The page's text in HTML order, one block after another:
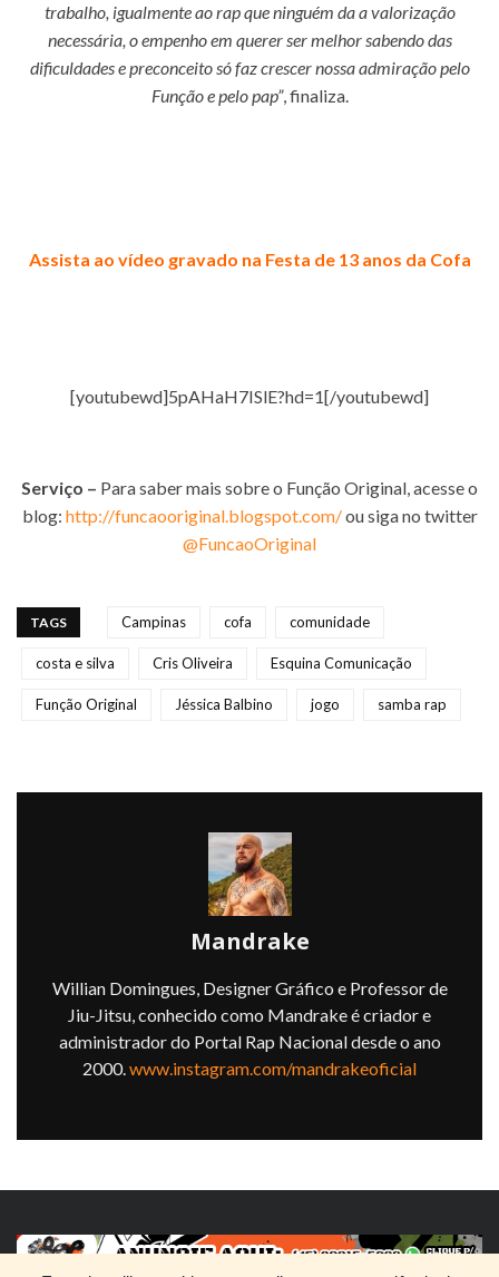
trabalho, igualmente ao rap que ninguém da a valorização
necessária, o empenho em querer ser melhor sabendo das
dificuldades e preconceito só faz crescer nossa admiração pelo
Função e pelo pap”, finaliza.
Assista ao vídeo gravado na Festa de 13 anos da Cofa
[youtubewd]5pAHaH7ISlE?hd=1[/youtubewd]
Serviço – Para saber mais sobre o Função Original, acesse o
blog: http://funcaooriginal.blogspot.com/ou siga no twitter
@FuncaoOriginal
TAGS Campinas cofa comunidade
costa e silva Cris Oliveira Esquina Comunicação
Função Original Jéssica Balbino jogo samba rap
Mandrake
Willian Domingues, Designer Gráfico e Professor de
Jiu-Jitsu, conhecido como Mandrake é criador e
administrador do Portal Rap Nacional desde o ano
2000.www.instagram.com/mandrakeoficial